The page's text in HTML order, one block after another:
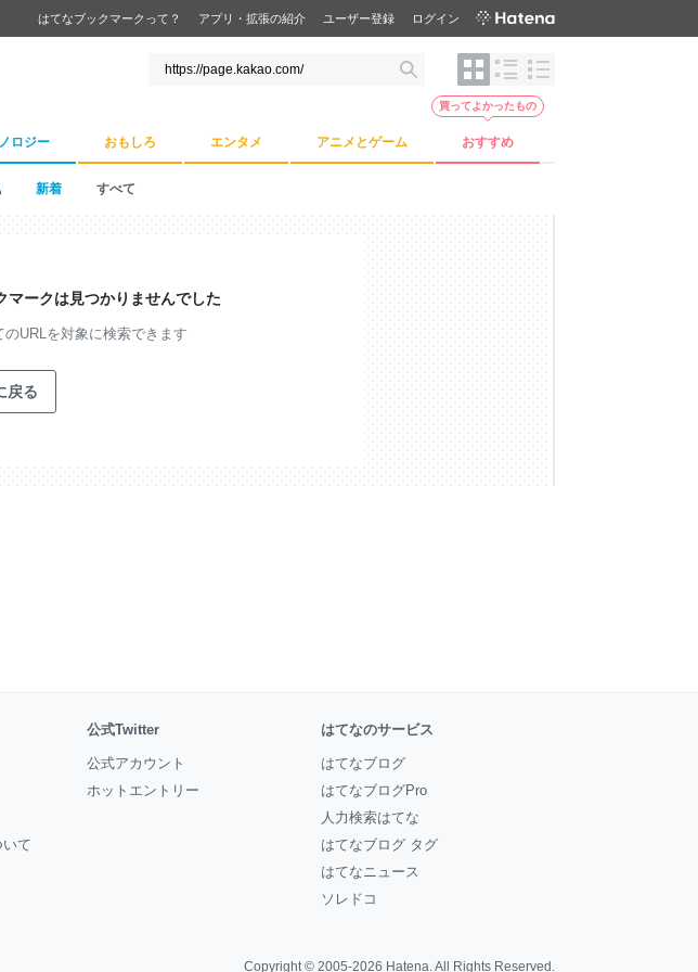
はてなブックマークって？ アプリ・拡張の紹介 ユーザー登録 ログイン
ロジー おもしろ エンタメ アニメとゲーム おすすめ
買ってよかったもの
新着 すべて
マークは見つかりませんでした
のURLを対象に検索できます
戻る
て
公式Twitter
公式アカウント
ホットエントリー
はてなのサービス
はてなブログ
はてなブログPro
人力検索はてな
はてなブログ タグ
はてなニュース
ソレドコ
Copyright © 2005-2026 Hatena. All Rights Reserved.